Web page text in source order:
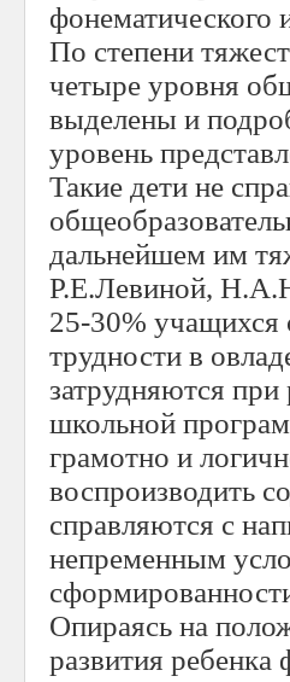
фонематического
По степени
четыре уровня
выделены и
уровень
Такие дети не
дальнейшем им
Р.Е.Левиной,
25-30% учащихся
трудности в
затрудняются
школьной
грамотно и
воспроизводить
справляются с
непременным
Опираясь на
развития ребенка